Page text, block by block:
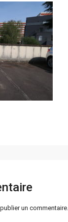
un commentaire.